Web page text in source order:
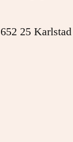
652 25 Karlstad